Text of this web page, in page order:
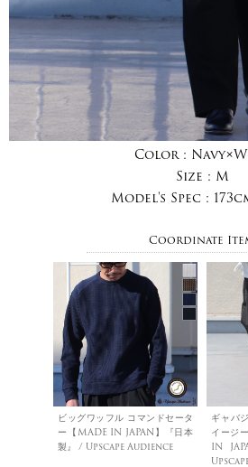
Color :
Size : M
Model's Spec :
Coordinate
ビッグワッフル コマンドセータ
ー【MADE IN JAPAN】『日本
製』 / Upscape Audience
ギャバ
イージ
IN